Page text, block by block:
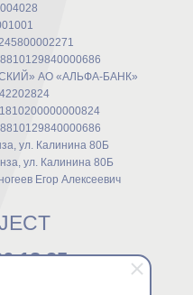
АО «АЛЬФА-БАНК»
ул. Калинина 80Б
ул. Калинина 80Б
Егор Алексеевич
18 25
защищены.